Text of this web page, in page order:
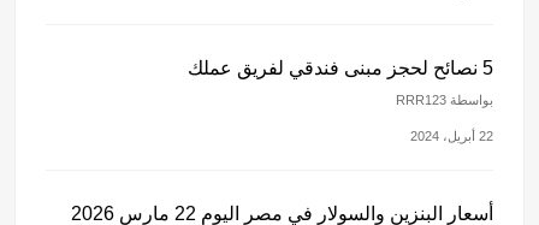
5 نصائح لحجز مبنى فندقي لفريق عملك
بواسطة RRR123
22 أبريل، 2024
أسعار البنزين والسولار في مصر اليوم 22 مارس 2026